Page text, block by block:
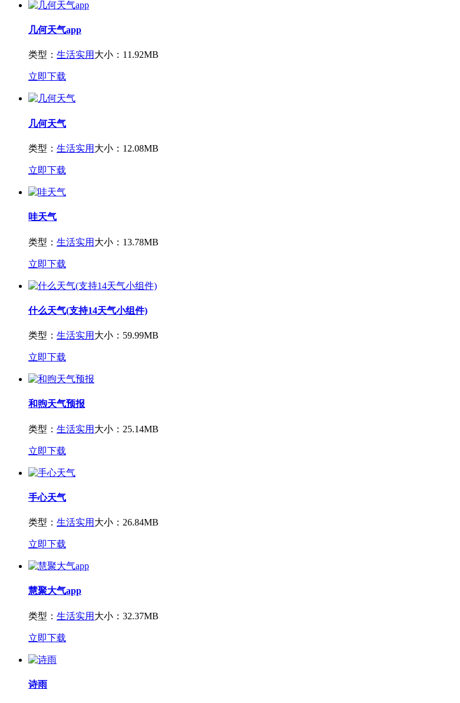
几何天气app
类型： 生活实用 大小：11.92MB
立即下载
几何天气
类型： 生活实用 大小：12.08MB
立即下载
哇天气
类型： 生活实用 大小：13.78MB
立即下载
什么天气(支持14天气小组件)
类型： 生活实用 大小：59.99MB
立即下载
和煦天气预报
类型： 生活实用 大小：25.14MB
立即下载
手心天气
类型： 生活实用 大小：26.84MB
立即下载
慧聚大气app
类型： 生活实用 大小：32.37MB
立即下载
诗雨